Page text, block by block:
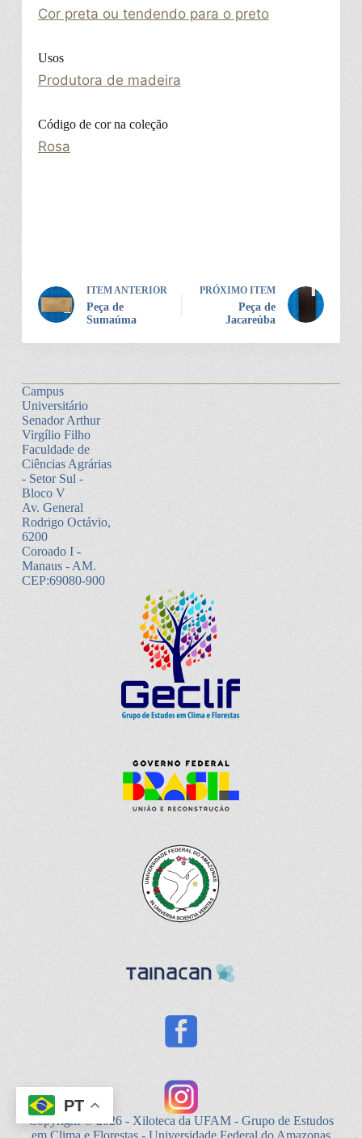
Cor preta ou tendendo para o preto
Usos
Produtora de madeira
Código de cor na coleção
Rosa
ITEM ANTERIOR
Peça de
Sumaúma
PRÓXIMO ITEM
Peça de
Jacareúba
Campus
Universitário
Senador Arthur
Virgílio Filho
Faculdade de
Ciências Agrárias
- Setor Sul -
Bloco V
Av. General
Rodrigo Octávio,
6200
Coroado I -
Manaus - AM.
CEP:69080-900
Copyright © 2026 - Xiloteca da UFAM - Grupo de Estudos
PT